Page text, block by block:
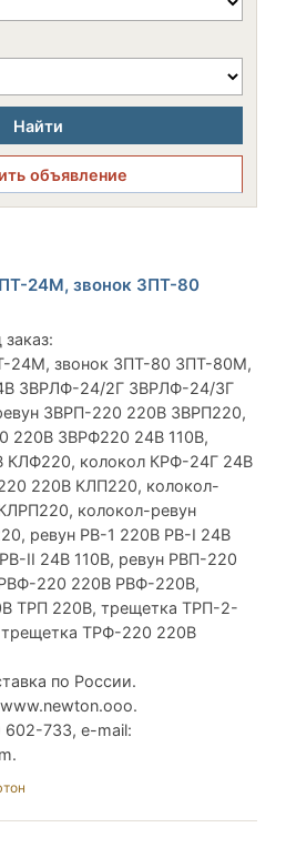
Найти
объявление
24М, звонок ЗПТ-80
24М, звонок ЗПТ-80 ЗПТ-80М,
ЗВРЛФ-24/2Г ЗВРЛФ-24/3Г
ЗВРП-220 220В ЗВРП220,
220В ЗВРФ220 24В 110В,
КЛФ220, колокол КРФ-24Г 24В
220В КЛП220, колокол-
колокол-ревун
ревун РВ-1 220В РВ-I 24В
II 24В 110В, ревун РВП-220
220 220В РВФ-220В,
ТРП 220В, трещетка ТРП-2-
ТРФ-220 220В
по России.
602-733, e-mail:
.